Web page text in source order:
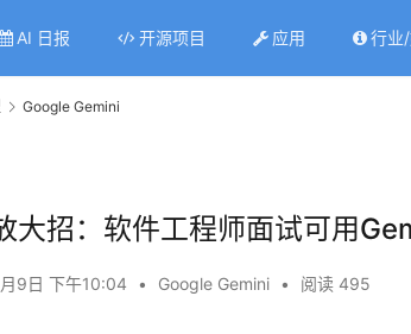
AI 日报 开源项目 应用 行业
Google Gemini
大招：软件工程师面试可用
9日 下午10:04 • Google Gemini • 阅读 495